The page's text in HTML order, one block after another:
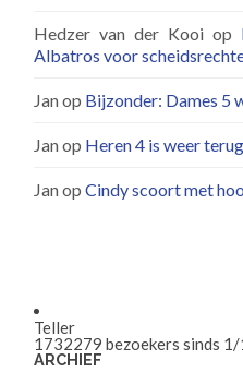
Hedzer van der Kooi op
Albatros voor
Janop Bijzonder: Dames 5
Janop Heren 4 is weer terug
JanopCindy scoort met
Teller
1732279 bezoekers sinds
ARCHIEF